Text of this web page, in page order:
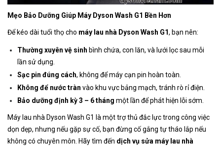
Mẹo Bảo Dưỡng Giúp Máy Dyson Wash G1 Bền Hơn
Để kéo dài tuổi thọ cho máy lau nhà Dyson Wash G1, bạn nên:
Thường xuyên vệ sinh bình chứa, con lăn, và lưới lọc sau mỗi
lần sử dụng.
Sạc pin đúng cách, không để máy cạn pin hoàn toàn.
Không để nước tràn vào khu vực bảng mạch, tránh rò rỉ điện.
Bảo dưỡng định kỳ 3 – 6 tháng một lần để phát hiện lỗi sớm.
Máy lau nhà Dyson Wash G1 là một trợ thủ đắc lực trong công việc
dọn dẹp, nhưng nếu gặp sự cố, bạn đừng cố gắng tự tháo lắp nếu
không có chuyên môn. Hãy tìm đến dịch vụ sửa máy lau nhà